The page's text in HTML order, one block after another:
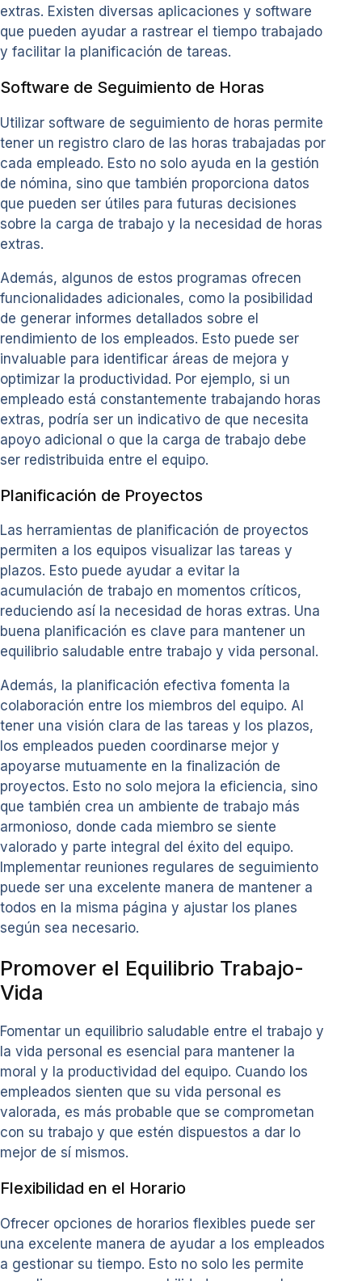
extras. Existen diversas aplicaciones y software
que pueden ayudar a rastrear el tiempo trabajado
y facilitar la planificación de tareas.
Software de Seguimiento de Horas
Utilizar software de seguimiento de horas permite
tener un registro claro de las horas trabajadas por
cada empleado. Esto no solo ayuda en la gestión
de nómina, sino que también proporciona datos
que pueden ser útiles para futuras decisiones
sobre la carga de trabajo y la necesidad de horas
extras.
Además, algunos de estos programas ofrecen
funcionalidades adicionales, como la posibilidad
de generar informes detallados sobre el
rendimiento de los empleados. Esto puede ser
invaluable para identificar áreas de mejora y
optimizar la productividad. Por ejemplo, si un
empleado está constantemente trabajando horas
extras, podría ser un indicativo de que necesita
apoyo adicional o que la carga de trabajo debe
ser redistribuida entre el equipo.
Planificación de Proyectos
Las herramientas de planificación de proyectos
permiten a los equipos visualizar las tareas y
plazos. Esto puede ayudar a evitar la
acumulación de trabajo en momentos críticos,
reduciendo así la necesidad de horas extras. Una
buena planificación es clave para mantener un
equilibrio saludable entre trabajo y vida personal.
Además, la planificación efectiva fomenta la
colaboración entre los miembros del equipo. Al
tener una visión clara de las tareas y los plazos,
los empleados pueden coordinarse mejor y
apoyarse mutuamente en la finalización de
proyectos. Esto no solo mejora la eficiencia, sino
que también crea un ambiente de trabajo más
armonioso, donde cada miembro se siente
valorado y parte integral del éxito del equipo.
Implementar reuniones regulares de seguimiento
puede ser una excelente manera de mantener a
todos en la misma página y ajustar los planes
según sea necesario.
Promover el Equilibrio Trabajo-
Vida
Fomentar un equilibrio saludable entre el trabajo y
la vida personal es esencial para mantener la
moral y la productividad del equipo. Cuando los
empleados sienten que su vida personal es
valorada, es más probable que se comprometan
con su trabajo y que estén dispuestos a dar lo
mejor de sí mismos.
Flexibilidad en el Horario
Ofrecer opciones de horarios flexibles puede ser
una excelente manera de ayudar a los empleados
a gestionar su tiempo. Esto no solo les permite